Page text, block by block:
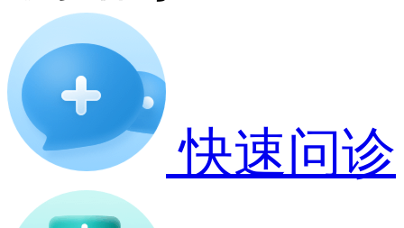
快速问诊